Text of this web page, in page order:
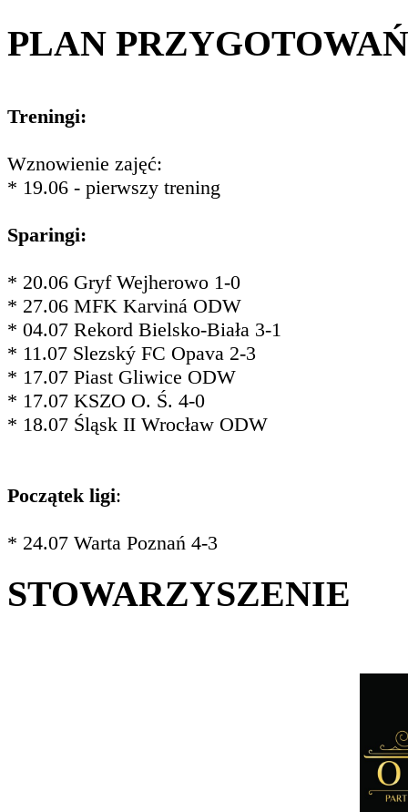
PLAN PRZYGOTOWAŃ
Treningi:
Wznowienie zajęć:
* 19.06 - pierwszy trening
Sparingi:
* 20.06 Gryf Wejherowo 1-0
* 27.06 MFK Karviná ODW
* 04.07 Rekord Bielsko-Biała 3-1
* 11.07 Slezský FC Opava 2-3
* 17.07 Piast Gliwice ODW
* 17.07 KSZO O. Ś. 4-0
* 18.07 Śląsk II Wrocław ODW
Początek ligi:
* 24.07 Warta Poznań 4-3
STOWARZYSZENIE